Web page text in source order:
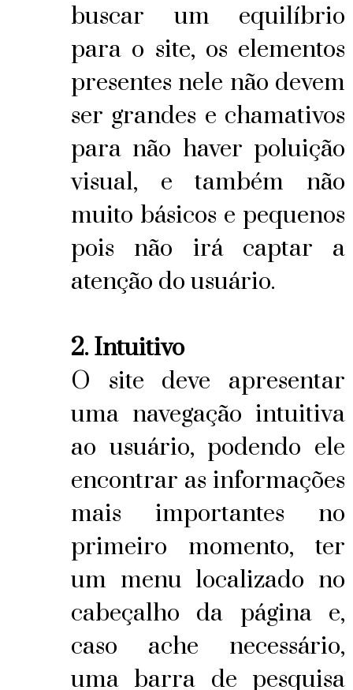
buscar um equilíbrio
para o site, os elementos
presentes nele não devem
ser grandes e chamativos
para não haver poluição
visual, e também não
muito básicos e pequenos
pois não irá captar a
atenção do usuário.
2. Intuitivo
O site deve apresentar
uma navegação intuitiva
ao usuário, podendo ele
encontrar as informações
mais importantes no
primeiro momento, ter
um menu localizado no
cabeçalho da página e,
caso ache necessário,
uma barra de pesquisa